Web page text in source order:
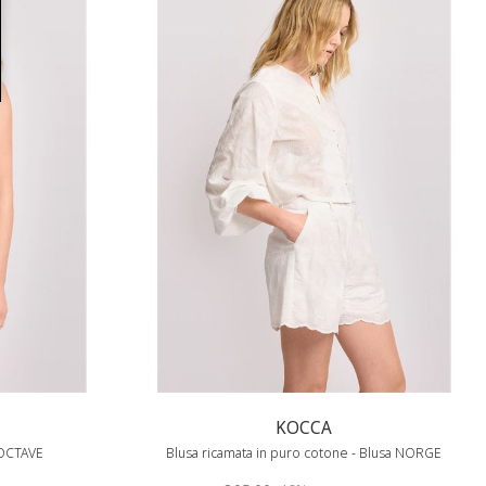
KOCCA
Blusa ricamata in puro cotone - Blusa NORGE